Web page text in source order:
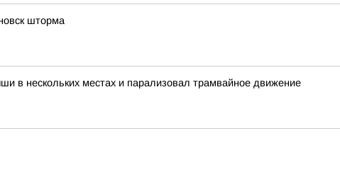
шторма
в нескольких местах и парализовал трамвайное движение